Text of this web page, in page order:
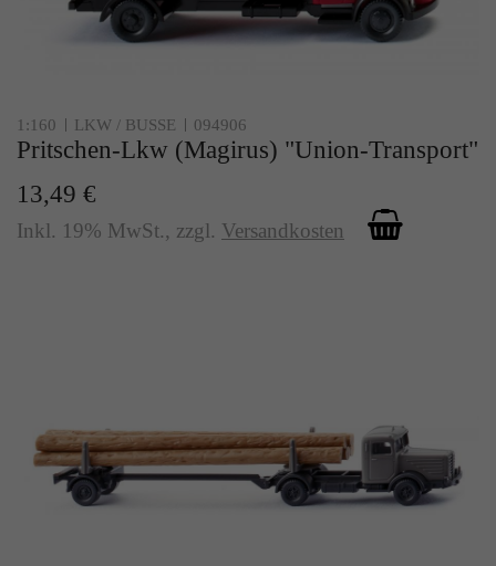
1:160 LKW / BUSSE 094906
Pritschen-Lkw (Magirus) "Union-Transport"
13,49 €
Inkl. 19% MwSt., zzgl. Versandkosten